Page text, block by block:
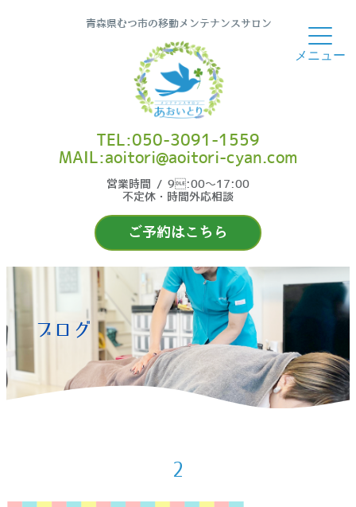
青森県むつ市の移動メンテナンスサロン
ご予約はこちら
TEL:050-3091-1559
MAIL:aoitori@aoitori-cyan.com
営業時間 / 9:00〜17:00
不定休・時間外応相談
ブログ
2